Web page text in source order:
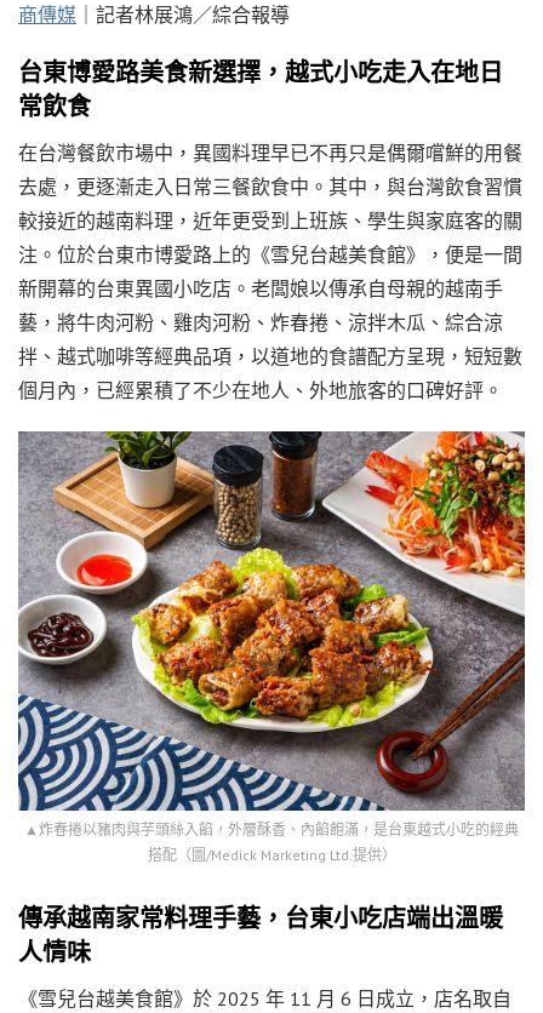
商傳媒 ｜記者林展鴻／綜合報導
台東博愛路美食新選擇，越式小吃走入在地日
常飲食
在台灣餐飲市場中，異國料理早已不再只是偶爾嚐鮮的用餐
去處，更逐漸走入日常三餐飲食中。其中，與台灣飲食習慣
較接近的越南料理，近年更受到上班族、學生與家庭客的關
注。位於台東市博愛路上的《雪兒台越美食館》，便是一間
新開幕的台東異國小吃店。老闆娘以傳承自母親的越南手
藝，將牛肉河粉、雞肉河粉、炸春捲、涼拌木瓜、綜合涼
拌、越式咖啡等經典品項，以道地的食譜配方呈現，短短數
個月內，已經累積了不少在地人、外地旅客的口碑好評。
▲炸春捲以豬肉與芋頭絲入餡，外層酥香、內餡飽滿，是台東越式小吃的經典
搭配（圖/Medick Marketing Ltd.提供）
傳承越南家常料理手藝，台東小吃店端出溫暖
人情味
《雪兒台越美食館》於 2025 年 11 月 6 日成立，店名取自